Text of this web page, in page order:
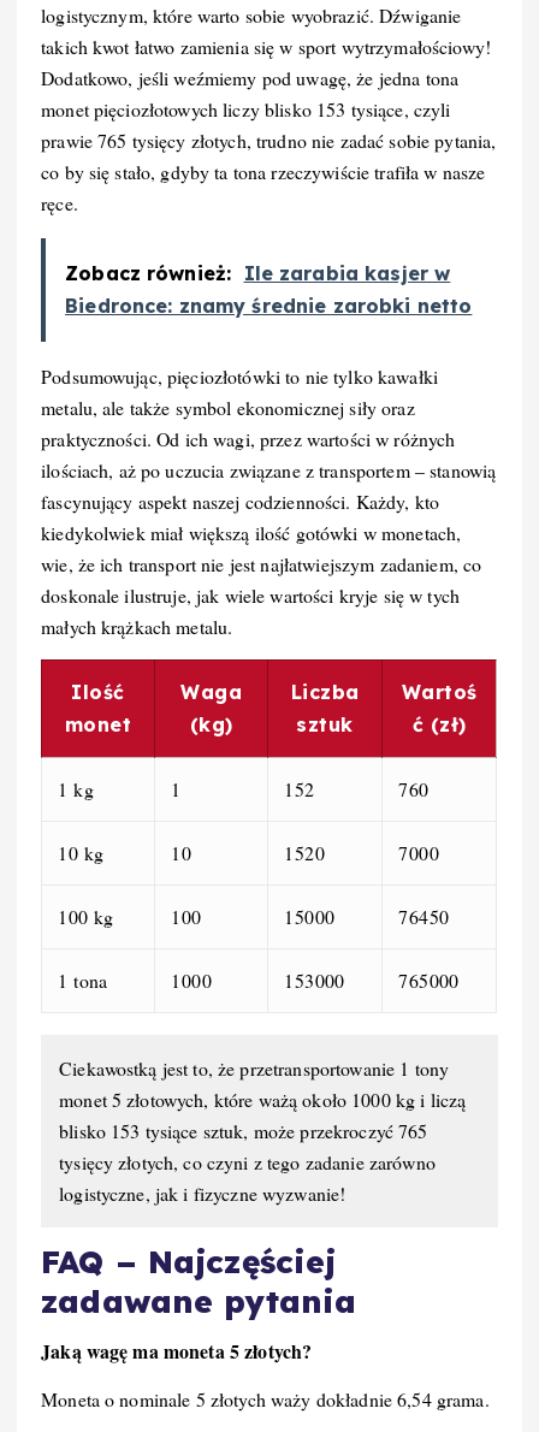
logistycznym, które warto sobie wyobrazić. Dźwiganie
takich kwot łatwo zamienia się w sport wytrzymałościowy!
Dodatkowo, jeśli weźmiemy pod uwagę, że jedna tona
monet pięciozłotowych liczy blisko 153 tysiące, czyli
prawie 765 tysięcy złotych, trudno nie zadać sobie pytania,
co by się stało, gdyby ta tona rzeczywiście trafiła w nasze
ręce.
Zobacz również: Ile zarabia kasjer w
Biedronce: znamy średnie zarobki netto
Podsumowując, pięciozłotówki to nie tylko kawałki
metalu, ale także symbol ekonomicznej siły oraz
praktyczności. Od ich wagi, przez wartości w różnych
ilościach, aż po uczucia związane z transportem – stanowią
fascynujący aspekt naszej codzienności. Każdy, kto
kiedykolwiek miał większą ilość gotówki w monetach,
wie, że ich transport nie jest najłatwiejszym zadaniem, co
doskonale ilustruje, jak wiele wartości kryje się w tych
małych krążkach metalu.
Ilość
monet
Waga
(kg)
Liczba
sztuk
Wartoś
ć (zł)
1 kg 1 152 760
10 kg 10 1520 7000
100 kg 100 15000 76450
1 tona 1000 153000 765000
Ciekawostką jest to, że przetransportowanie 1 tony
monet 5 złotowych, które ważą około 1000 kg i liczą
blisko 153 tysiące sztuk, może przekroczyć 765
tysięcy złotych, co czyni z tego zadanie zarówno
logistyczne, jak i fizyczne wyzwanie!
FAQ – Najczęściej
zadawane pytania
Jaką wagę ma moneta 5 złotych?
Moneta o nominale 5 złotych waży dokładnie 6,54 grama.